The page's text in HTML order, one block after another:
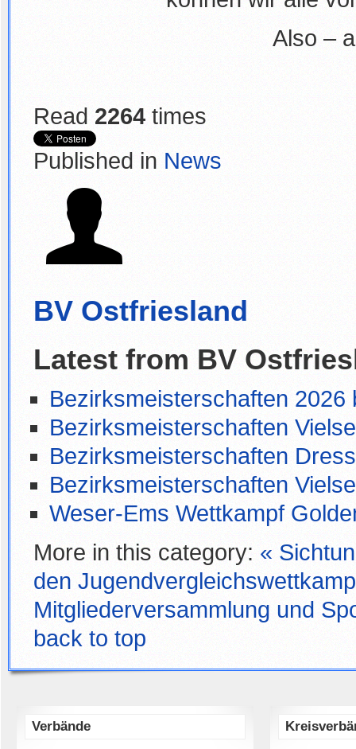
Also –
Read 2264times
Published in News
BV Ostfriesland
Latest from BV
Bezirksmeisterschaften 2026
Bezirksmeisterschaften
Bezirksmeisterschaften
Bezirksmeisterschaften
Weser-Ems Wettkampf
More in this category: «
den
Mitgliederversammlung und
back to top
Verbände